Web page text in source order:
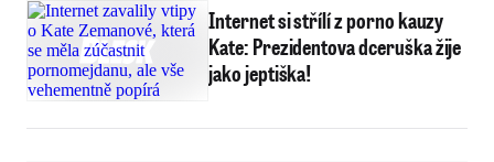
Internet si střílí z porno kauzy
Kate: Prezidentova dceruška žije
jako jeptiška!